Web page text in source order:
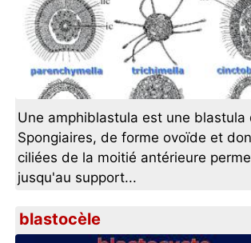
Une amphiblastula est une blastula
Spongiaires, de forme ovoïde et
ciliées de la moitié antérieure
jusqu'au support...
blastocèle